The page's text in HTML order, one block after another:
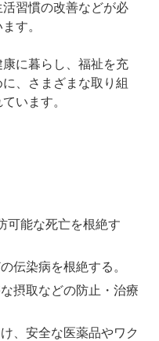
習慣の改善などが必
す。
に暮らし、福祉を充
、さまざまな取り組
います。
可能な死亡を根絶す
伝染病を根絶する。
摂取などの防止・治療
、安全な医薬品やワク